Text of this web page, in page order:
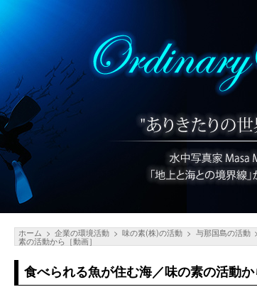
ホーム 企業の環境活動 味の素(株)の活動 与那国島の活動
素の活動から［動画］
食べられる魚が住む海／味の素の活動か